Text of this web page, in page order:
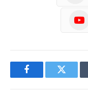
FacebookTwitter